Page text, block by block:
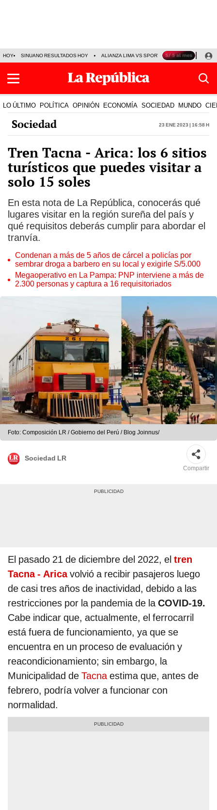
HOY SINUANO RESULTADOS HOY ALIANZA LIMA VS SPORT BOYS JORGE
LO ÚLTIMO POLÍTICA OPINIÓN ECONOMÍA SOCIEDAD MUNDO
Sociedad 23 Ene 2023 | 16:58 h
Tren Tacna - Arica: los 6 sitios
turísticos que puedes visitar a
solo 15 soles
En esta nota de La República, conocerás qué
lugares visitar en la región sureña del país y
qué requisitos deberás cumplir para abordar el
tranvía.
Condenan a más de 5 años de cárcel a policías por
sembrar droga a barbero en su local y exigirle S/5.000
Megaoperativo en La Pampa: PNP interviene a más de
2.300 personas y captura a 16 requisitoriados
Foto: Composición LR / Gobierno del Perú / Blog Joinnus/
Sociedad LR
Compartir
El pasado 21 de diciembre del 2022, el tren
Tacna - Aricavolvió a recibir pasajeros luego
de casi tres años de inactividad, debido a las
restricciones por la pandemia de laCOVID-19.
Cabe indicar que, actualmente, el ferrocarril
está fuera de funcionamiento, ya que se
encuentra en un proceso de evaluación y
reacondicionamiento; sin embargo, la
Municipalidad de Tacnaestima que, antes de
febrero, podría volver a funcionar con
normalidad.